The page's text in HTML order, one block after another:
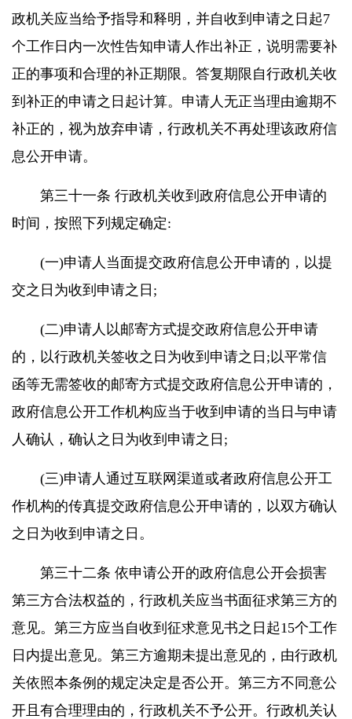
政机关应当给予指导和释明，并自收到申请之日起7
个工作日内一次性告知申请人作出补正，说明需要补
正的事项和合理的补正期限。答复期限自行政机关收
到补正的申请之日起计算。申请人无正当理由逾期不
补正的，视为放弃申请，行政机关不再处理该政府信
息公开申请。
第三十一条 行政机关收到政府信息公开申请的
时间，按照下列规定确定:
(一)申请人当面提交政府信息公开申请的，以提
交之日为收到申请之日;
(二)申请人以邮寄方式提交政府信息公开申请
的，以行政机关签收之日为收到申请之日;以平常信
函等无需签收的邮寄方式提交政府信息公开申请的，
政府信息公开工作机构应当于收到申请的当日与申请
人确认，确认之日为收到申请之日;
(三)申请人通过互联网渠道或者政府信息公开工
作机构的传真提交政府信息公开申请的，以双方确认
之日为收到申请之日。
第三十二条 依申请公开的政府信息公开会损害
第三方合法权益的，行政机关应当书面征求第三方的
意见。第三方应当自收到征求意见书之日起15个工作
日内提出意见。第三方逾期未提出意见的，由行政机
关依照本条例的规定决定是否公开。第三方不同意公
开且有合理理由的，行政机关不予公开。行政机关认